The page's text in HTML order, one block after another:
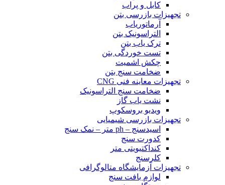
کابل و پراب
تجهیزات بازرسی بتن
آرماتوریاب
التراسونیک بتن
ترک یاب بتن
تست خوردگی بتن
چکش اشمیت
ضخامت سنج بتن
تجهیزات معاینه فنی CNG
ضخامت سنج التراسونیک
نشت یاب گاز
ویدیو بروسکوپ
تجهیزات بازرسی شیمیایی
اسیدسنج – ph متر – نمک سنج
کدورت سنج
کنداکتیویتی متر
کلرسنج
تجهیزات آزمایشگاه متالوگرافی
لوازم بافت سنج